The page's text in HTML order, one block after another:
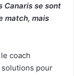
Canaris se sont
match, mais
coach
pour